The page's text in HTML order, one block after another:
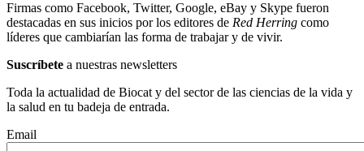
Firmas como Facebook, Twitter, Google, eBay y Skype fueron
destacadas en sus inicios por los editores de Red Herring como
líderes que cambiarían las forma de trabajar y de vivir.
Suscríbete a nuestras newsletters
Toda la actualidad de Biocat y del sector de las ciencias de la vida y
la salud en tu badeja de entrada.
Email